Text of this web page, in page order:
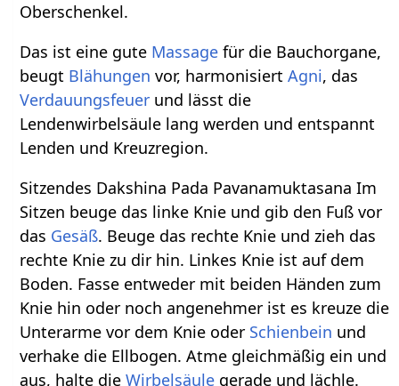
Oberschenkel.
Das ist eine gute Massage für die Bauchorgane,
beugt Blähungen vor, harmonisiertAgni, das
Verdauungsfeuer und lässt die
Lendenwirbelsäule lang werden und entspannt
Lenden und Kreuzregion.
Sitzendes Dakshina Pada Pavanamuktasana Im
Sitzen beuge das linke Knie und gib den Fuß vor
das Gesäß. Beuge das rechte Knie und zieh das
rechte Knie zu dir hin. Linkes Knie ist auf dem
Boden. Fasse entweder mit beiden Händen zum
Knie hin oder noch angenehmer ist es kreuze die
Unterarme vor dem Knie oder Schienbein und
verhake die Ellbogen. Atme gleichmäßig ein und
aus, halte dieWirbelsäule gerade und lächle.